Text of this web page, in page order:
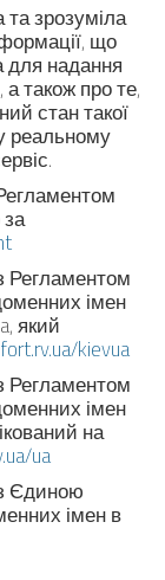
зрозуміла
що
для надання
також про те,
стан такої
реальному
Регламентом
імен
який
kievua
Регламентом
імен
на
ua
Єдиною
імен в